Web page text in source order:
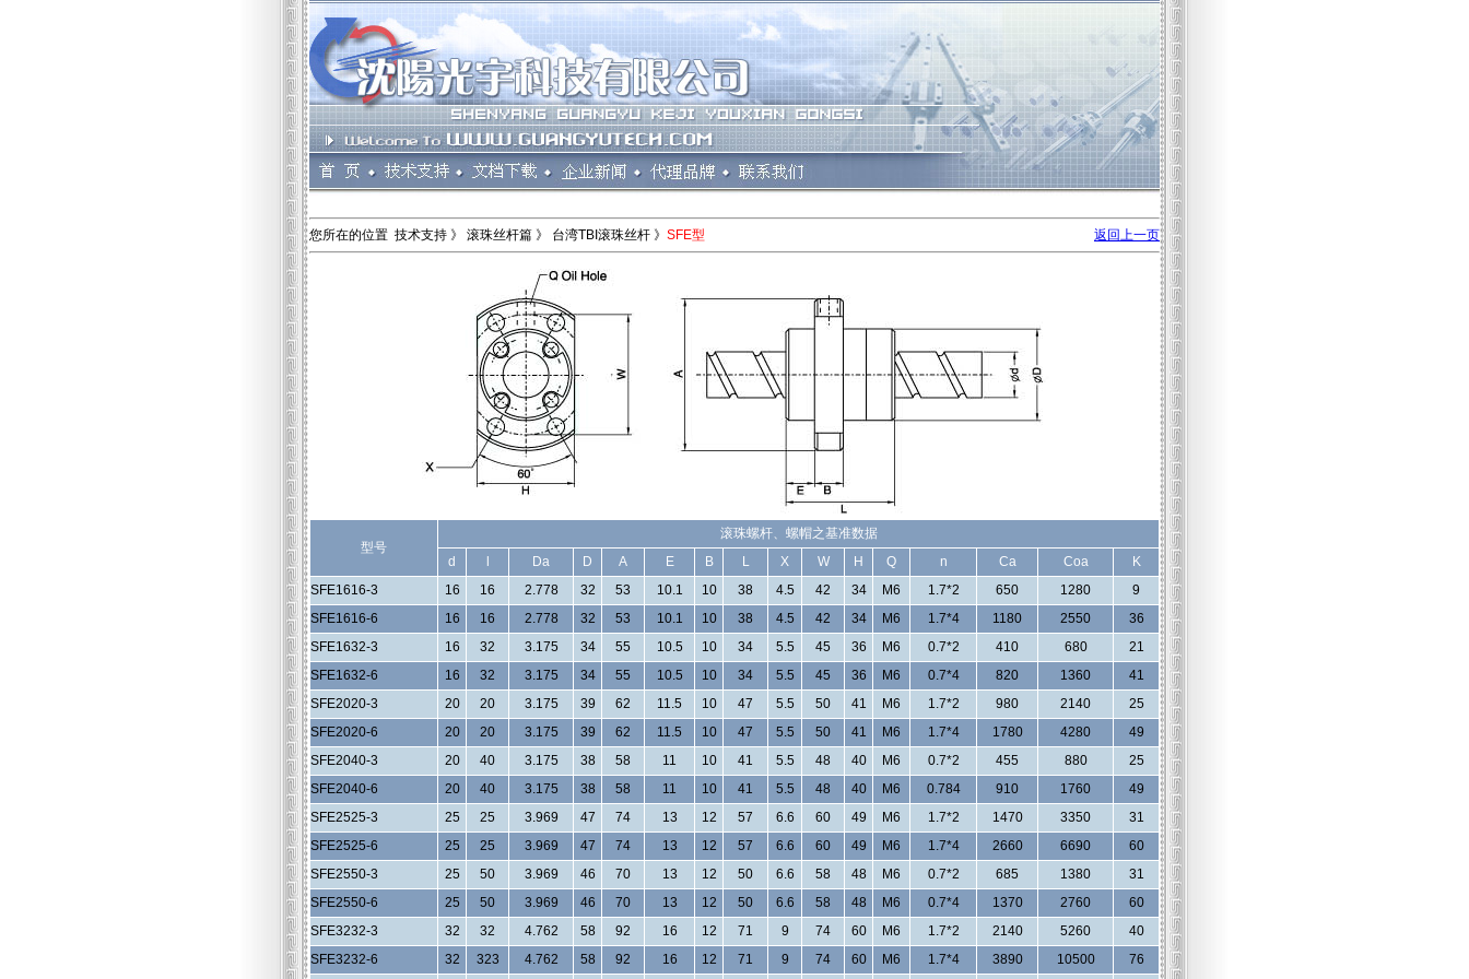
您所在的位置 技术支持 》 滚珠丝杆篇 》 台湾TBI滚珠丝杆 》 SFE型 返回上一页
型号
滚珠螺杆、螺帽之基准数据
d
Da D A E B L X W H Q n Ca Coa
K
SFE1616-3
16 16 2.778 32 53 10.1 10 38 4.5 42 34 M6 1.7*2 650 1280
9
SFE1616-6
16 16 2.778 32 53 10.1 10 38 4.5 42 34 M6 1.7*4 1180 2550
36
SFE1632-3
16 32 3.175 34 55 10.5 10 34 5.5 45 36 M6 0.7*2 410 680
21
SFE1632-6
16 32 3.175 34 55 10.5 10 34 5.5 45 36 M6 0.7*4 820 1360
41
SFE2020-3
20 20 3.175 39 62 11.5 10 47 5.5 50 41 M6 1.7*2 980 2140
25
SFE2020-6
20 20 3.175 39 62 11.5 10 47 5.5 50 41 M6 1.7*4 1780 4280
49
SFE2040-3
20 40 3.175 38 58 11 10 41 5.5 48 40 M6 0.7*2 455 880
25
SFE2040-6
20 40 3.175 38 58 11 10 41 5.5 48 40 M6 0.784 910 1760
49
SFE2525-3
25 25 3.969 47 74 13 12 57 6.6 60 49 M6 1.7*2 1470 3350
31
SFE2525-6
25 25 3.969 47 74 13 12 57 6.6 60 49 M6 1.7*4 2660 6690
60
SFE2550-3
25 50 3.969 46 70 13 12 50 6.6 58 48 M6 0.7*2 685 1380
31
SFE2550-6
25 50 3.969 46 70 13 12 50 6.6 58 48 M6 0.7*4 1370 2760
60
SFE3232-3
32 32 4.762 58 92 16 12 71 9 74 60 M6 1.7*2 2140 5260
40
SFE3232-6
32 323 4.762 58 92 16 12 71 9 74 60 M6 1.7*4 3890 10500 76